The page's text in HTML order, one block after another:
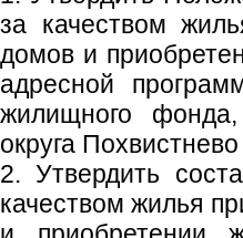
за качеством
домов и
адресной
жилищного фонда,
округа
2. Утвердить
качеством жилья